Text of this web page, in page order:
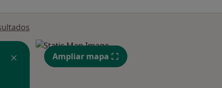
Ampliar mapa